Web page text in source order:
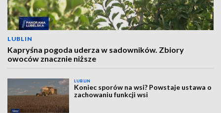
LUBLIN
Kapryśna pogoda uderza w sadowników. Zbiory
owoców znacznie niższe
LUBLIN
Koniec sporów na wsi? Powstaje ustawa o
zachowaniu funkcji wsi